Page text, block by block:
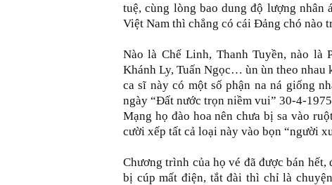
tuệ, cùng lòng bao dung độ lượng nhân
Việt Nam thì chẳng có cái Đảng chó nào
Nào là Chế Linh, Thanh Tuyền, nào là
Khánh Ly, Tuấn Ngọc… ùn ùn theo nhau
ca sĩ này có một số phận na ná giống
ngày “Đất nước trọn niềm vui” 30-4-
Mạng họ đào hoa nên chưa bị sa vào
cười xếp tất cả loại này vào bọn “người
Chương trình của họ vé đã được bán
bị cúp mất điện, tắt đài thì chỉ là